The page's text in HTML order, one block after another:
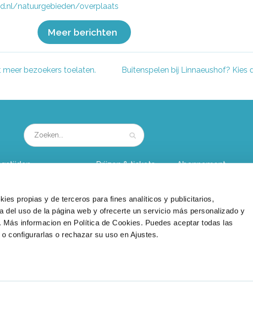
propias y de terceros para fines analíticos y publicitarios,
del uso de la página web y ofrecerte un servicio más personalizado y
informacion en Política de Cookies. Puedes aceptar todas las
configurarlas o rechazar su uso en Ajustes.
natuurgebieden/overplaats
Meer berichten
bezoekers toelaten. Buitenspelen bij Linnaeushof? Kies
en blog
Prijzen & tickets Abonnement